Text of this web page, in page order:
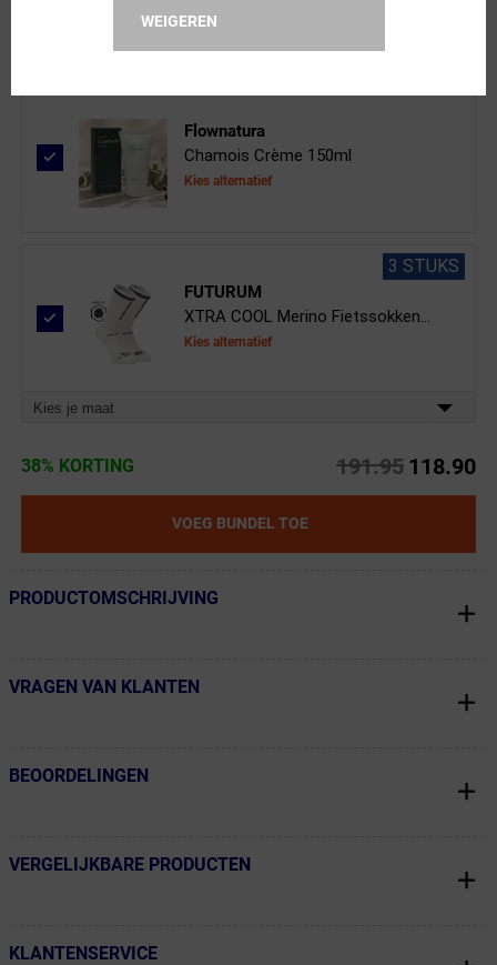
WEIGEREN
Kies je maat
Flownatura
Chamois Crème 150ml
Kies alternatief
3 STUKS
FUTURUM
XTRA COOL Merino Fietssokken...
Kies alternatief
Kies je maat
38% KORTING 191.95 118.90
VOEG BUNDEL TOE
← Terug naar productnavigatie
PRODUCTOMSCHRIJVING
← Terug naar productnavigatie
VRAGEN VAN KLANTEN
← Terug naar productnavigatie
BEOORDELINGEN
← Terug naar productnavigatie
VERGELIJKBARE PRODUCTEN
← Terug naar productnavigatie
KLANTENSERVICE